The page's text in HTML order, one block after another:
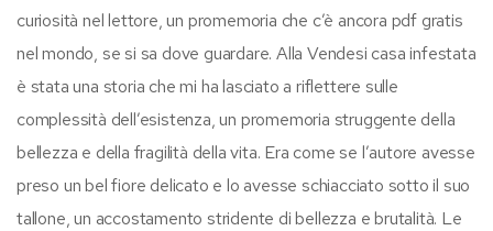
curiosità nel lettore, un promemoria che c’è ancora pdf gratis
nel mondo, se si sa dove guardare. Alla Vendesi casa infestata
è stata una storia che mi ha lasciato a riflettere sulle
complessità dell’esistenza, un promemoria struggente della
bellezza e della fragilità della vita. Era come se l’autore avesse
preso un bel fiore delicato e lo avesse schiacciato sotto il suo
tallone, un accostamento stridente di bellezza e brutalità. Le